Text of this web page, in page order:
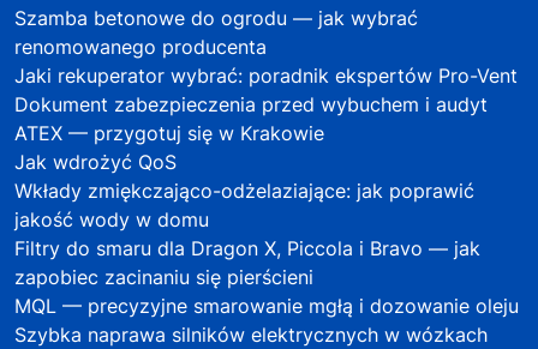
Szamba betonowe do ogrodu — jak wybrać
renomowanego producenta
Jaki rekuperator wybrać: poradnik ekspertów Pro-Vent
Dokument zabezpieczenia przed wybuchem i audyt
ATEX — przygotuj się w Krakowie
Jak wdrożyć QoS
Wkłady zmiękczająco-odżelaziające: jak poprawić
jakość wody w domu
Filtry do smaru dla Dragon X, Piccola i Bravo — jak
zapobiec zacinaniu się pierścieni
MQL — precyzyjne smarowanie mgłą i dozowanie oleju
Szybka naprawa silników elektrycznych w wózkach